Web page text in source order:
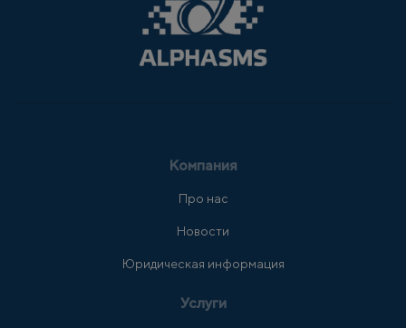
Компания
Про нас
Новости
Юридическая информация
Услуги